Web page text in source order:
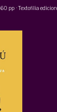
60 pp ·Textofilia